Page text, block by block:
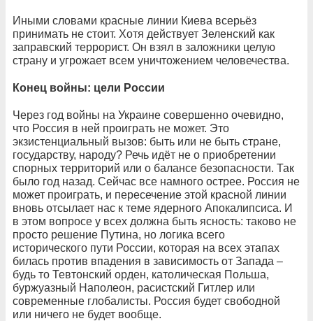
Иными словами красные линии Киева всерьёз
принимать не стоит. Хотя действует Зеленский как
заправский террорист. Он взял в заложники целую
страну и угрожает всем уничтожением человечества.
Конец войны: цели России
Через год войны на Украине совершенно очевидно,
что Россия в ней проиграть не может. Это
экзистенциальный вызов: быть или не быть стране,
государству, народу? Речь идёт не о приобретении
спорных территорий или о балансе безопасности. Так
было год назад. Сейчас все намного острее. Россия не
может проиграть, и пересечение этой красной линии
вновь отсылает нас к теме ядерного Апокалипсиса. И
в этом вопросе у всех должна быть ясность: таково не
просто решение Путина, но логика всего
исторического пути России, которая на всех этапах
билась против впадения в зависимость от Запада –
будь то Тевтонский орден, католическая Польша,
буржуазный Наполеон, расистский Гитлер или
современные глобалисты. Россия будет свободной
или ничего не будет вообще.